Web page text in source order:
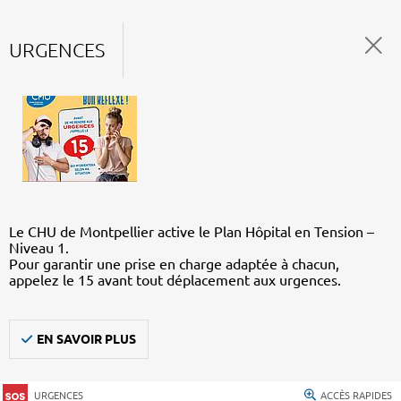
URGENCES
Le CHU de Montpellier active le Plan Hôpital en Tension –
Niveau 1.
Pour garantir une prise en charge adaptée à chacun,
appelez le 15 avant tout déplacement aux urgences.
EN SAVOIR PLUS
URGENCES ACCÈS RAPIDES